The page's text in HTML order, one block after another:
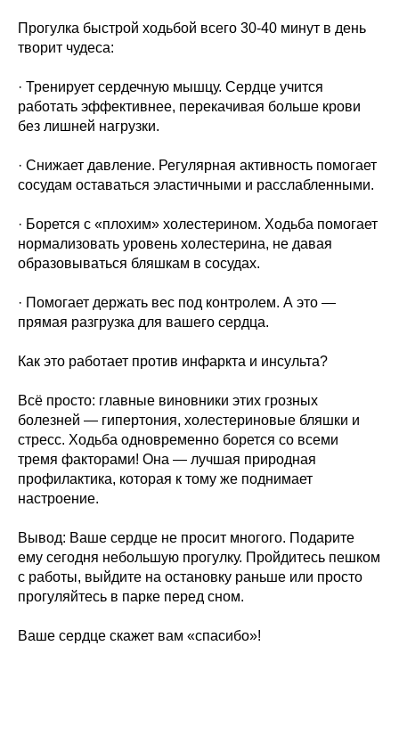
Прогулка быстрой ходьбой всего 30-40 минут в день
творит чудеса:
· Тренирует сердечную мышцу. Сердце учится
работать эффективнее, перекачивая больше крови
без лишней нагрузки.
· Снижает давление. Регулярная активность помогает
сосудам оставаться эластичными и расслабленными.
· Борется с «плохим» холестерином. Ходьба помогает
нормализовать уровень холестерина, не давая
образовываться бляшкам в сосудах.
· Помогает держать вес под контролем. А это —
прямая разгрузка для вашего сердца.
Как это работает против инфаркта и инсульта?
Всё просто: главные виновники этих грозных
болезней — гипертония, холестериновые бляшки и
стресс. Ходьба одновременно борется со всеми
тремя факторами! Она — лучшая природная
профилактика, которая к тому же поднимает
настроение.
Вывод: Ваше сердце не просит многого. Подарите
ему сегодня небольшую прогулку. Пройдитесь пешком
с работы, выйдите на остановку раньше или просто
прогуляйтесь в парке перед сном.
Ваше сердце скажет вам «спасибо»!